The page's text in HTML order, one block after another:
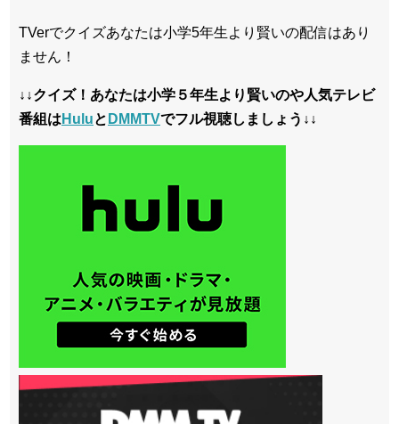
TVerでクイズあなたは小学5年生より賢いの配信はあり
ません！
↓↓クイズ！あなたは小学５年生より賢いのや人気テレビ
番組は Huluと DMMTVでフル視聴しましょう↓↓